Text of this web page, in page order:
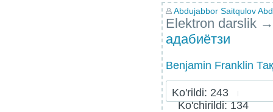
Abdujabbor Saitqulov
Elektron darslik →
адабиётзи
Benjamin Franklin
Ko'rildi: 243
Ko'chirildi: 134